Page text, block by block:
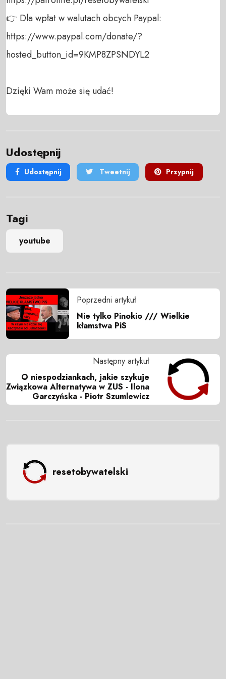
👉 Dla wpłat w walutach obcych Paypal:
https://www.paypal.com/donate/?
hosted_button_id=9KMP8ZPSNDYL2
Dzięki Wam może się udać!
Udostępnij
Udostępnij Tweetnij Przypnij
Tagi
youtube
Poprzedni artykuł
Nie tylko Pinokio /// Wielkie
kłamstwa PiS
Następny artykuł
O niespodziankach, jakie szykuje
Związkowa Alternatywa w ZUS - Ilona
Garczyńska - Piotr Szumlewicz
resetobywatelski